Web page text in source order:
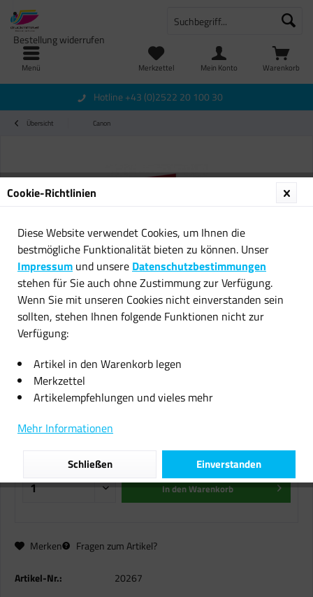
Menü Warenkorb
Merkzettel
Bestellung widerrufen
Mein Konto
Hotline +43 (0)2522 20 100 30
Übersicht Canon
Original Canon Tinten Patrone
PGI-570 XL schwarz für Pixma
5750 6850 7750
16,73 € *
inkl. MwSt.zzgl. Versandkosten
Sofort versandfertig, Lieferzeit ca. 1-2 Werktage
In denWarenkorb
Merken Fragen zum Artikel?
Artikel-Nr.: 20267
Cookie-Richtlinien
Diese Website verwendet Cookies, um Ihnen die
bestmögliche Funktionalität bieten zu können. Unser
Impressum und unsere Datenschutzbestimmungen
stehen für Sie auch ohne Zustimmung zur Verfügung.
Wenn Sie mit unseren Cookies nicht einverstanden sein
sollten, stehen Ihnen folgende Funktionen nicht zur
Verfügung:
Artikel in den Warenkorb legen
Merkzettel
Artikelempfehlungen und vieles mehr
Mehr Informationen
Einverstanden
Schließen